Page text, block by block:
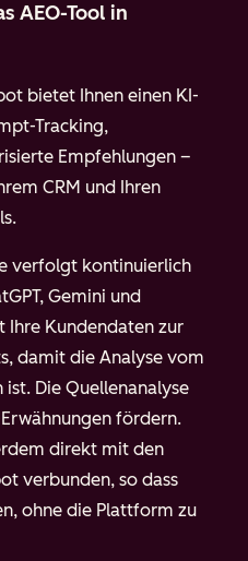
AEO-Tool in
bietet Ihnen einen KI-
Tracking,
Empfehlungen –
CRM und Ihren
verfolgt kontinuierlich
Gemini und
Ihre Kundendaten zur
damit die Analyse vom
Die Quellenanalyse
fördern.
direkt mit den
verbunden, so dass
ohne die Plattform zu